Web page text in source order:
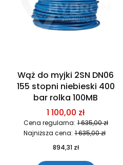
Wąż do myjki 2SN DN06
155 stopni niebieski 400
bar rolka 100MB
1 100,00 zł
Cena regularna: 1 635,00 zł
Najniższa cena: 1 635,00 zł
894,31 zł